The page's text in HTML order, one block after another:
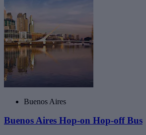
Buenos Aires
Buenos Aires Hop-on Hop-off Bus